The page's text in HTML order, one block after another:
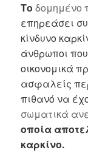
Τοδομημένο
επηρεάσει
κίνδυνο
άνθρωποι
οικονομικά
ασφαλείς
πιθανό να
σωματικά
οποία
καρκίνο.